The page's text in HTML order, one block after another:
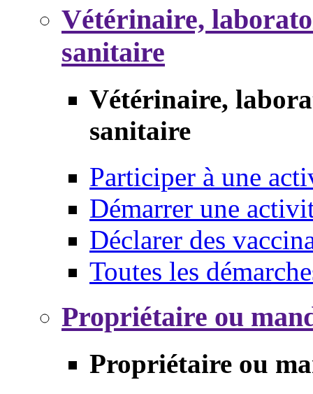
Vétérinaire,
sanitaire
Vétérinaire,
sanitaire
Participer à une
Démarrer une
Déclarer des
Toutes les
Propriétaire ou
Propriétaire ou